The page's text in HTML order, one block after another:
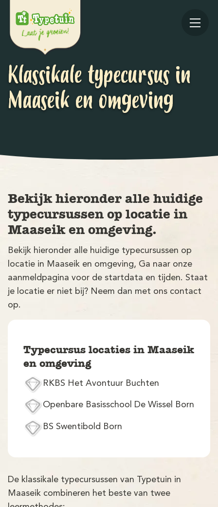
Klassikale typecursus in
Maaseik en omgeving
Bekijk hieronder alle huidige
typecursussen op locatie in
Maaseik en omgeving.
Bekijk hieronder alle huidige typecursussen op
locatie in Maaseik en omgeving, Ga naar onze
aanmeldpagina voor de startdata en tijden. Staat
je locatie er niet bij? Neem dan met ons contact
op.
Typecursus locaties in Maaseik
en omgeving
RKBS Het Avontuur Buchten
Openbare Basisschool De Wissel Born
BS Swentibold Born
De klassikale typecursussen van Typetuin in
Maaseik combineren het beste van twee